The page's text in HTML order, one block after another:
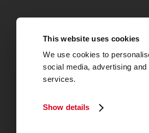
This website uses cookies
We use cookies to
social media, advertising
services.
Show details
Die BODYGUARD®
Die BODYGUARD
Integrität von